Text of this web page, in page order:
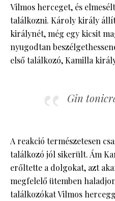
Vilmos herceget, és
találkozni. Károly király
királynét, még egy kicsit
nyugodtan
első találkozó, Kamilla
Gin
A reakció természetesen
találkozó jól sikerült. Ám
erőltette a dolgokat, azt
megfelelő ütemben
találkozókat Vilmos